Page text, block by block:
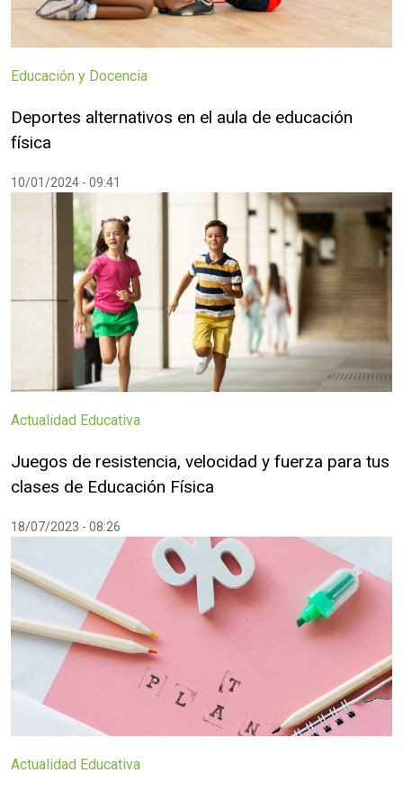
Educación y Docencia
Deportes alternativos en el aula de educación
física
10/01/2024 - 09:41
Actualidad Educativa
Juegos de resistencia, velocidad y fuerza para tus
clases de Educación Física
18/07/2023 - 08:26
Actualidad Educativa